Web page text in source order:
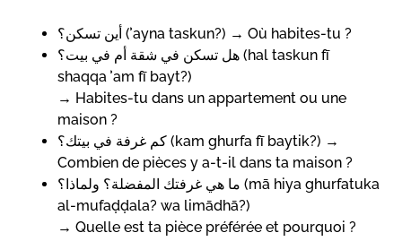
أين تسكن؟ (ʾayna taskun?) → Où habites-tu ?
هل تسكن في شقة أم في بيت؟ (hal taskun fī
shaqqa ʾam fī bayt?)
→ Habites-tu dans un appartement ou une
maison ?
كم غرفة في بيتك؟ (kam ghurfa fī baytik?) →
Combien de pièces y a-t-il dans ta maison ?
ما هي غرفتك المفضلة؟ ولماذا؟ (mā hiya ghurfatuka
al-mufaḍḍala? wa limādhā?)
→ Quelle est ta pièce préférée et pourquoi ?